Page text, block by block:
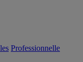
Professionnelle